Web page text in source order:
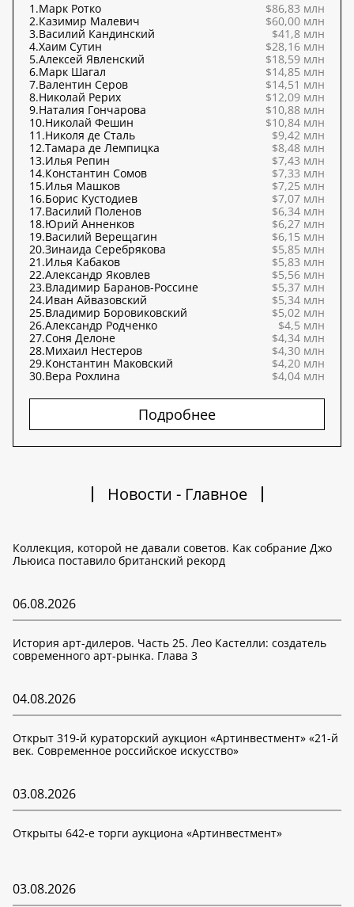
1.Марк Ротко
$86,83 млн
2.Казимир Малевич
$60,00 млн
3.Василий Кандинский
$41,8 млн
4.Хаим Сутин
$28,16 млн
5.Алексей Явленский
$18,59 млн
6.Марк Шагал
$14,85 млн
7.Валентин Серов
$14,51 млн
8.Николай Рерих
$12,09 млн
9.Наталия Гончарова
$10,88 млн
10.Николай Фешин
$10,84 млн
11.Николя де Сталь
$9,42 млн
12.Тамара де Лемпицка
$8,48 млн
13.Илья Репин
$7,43 млн
14.Константин Сомов
$7,33 млн
15.Илья Машков
$7,25 млн
16.Борис Кустодиев
$7,07 млн
17.Василий Поленов
$6,34 млн
18.Юрий Анненков
$6,27 млн
19.Василий Верещагин
$6,15 млн
20.Зинаида Серебрякова
$5,85 млн
21.Илья Кабаков
$5,83 млн
22.Александр Яковлев
$5,56 млн
23.Владимир Баранов-Россине
$5,37 млн
24.Иван Айвазовский
$5,34 млн
25.Владимир Боровиковский
$5,02 млн
26.Александр Родченко
$4,5 млн
27.Соня Делоне
$4,34 млн
28.Михаил Нестеров
$4,30 млн
29.Константин Маковский
$4,20 млн
30.Вера Рохлина $4,04 млн
Подробнее
Новости - Главное
Коллекция, которой не давали советов. Как собрание Джо
Льюиса поставило британский рекорд
06.08.2026
История арт-дилеров. Часть 25. Лео Кастелли: создатель
современного арт-рынка. Глава 3
04.08.2026
Открыт 319-й кураторский аукцион «Артинвестмент» «21-й
век. Современное российское искусство»
03.08.2026
Открыты 642-е торги аукциона «Артинвестмент»
03.08.2026